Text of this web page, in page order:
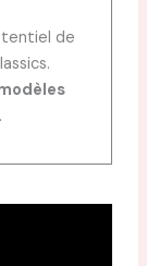
de